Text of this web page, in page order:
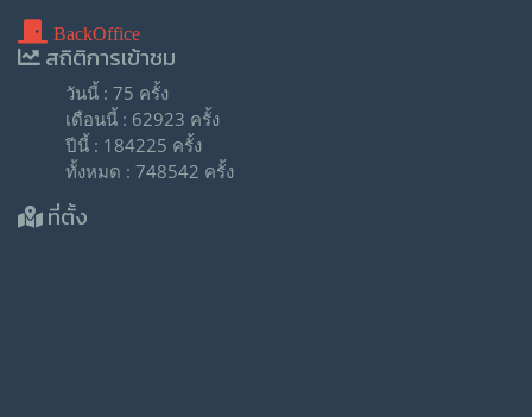
BackOffice
สถิติการเข้าชม
วันนี้ : 75 ครั้ง
เดือนนี้ : 62923 ครั้ง
ปีนี้ : 184225 ครั้ง
ทั้งหมด : 748542 ครั้ง
ที่ตั้ง